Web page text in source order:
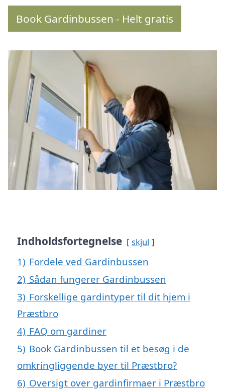
Book Gardinbussen - Helt gratis
Indholdsfortegnelse skjul
1) Fordele ved Gardinbussen
2) Sådan fungerer Gardinbussen
3) Forskellige gardintyper til dit hjem i
Præstbro
4) FAQ om gardiner
5) Book Gardinbussen til et besøg i de
omkringliggende byer til Præstbro?
6) Oversigt over gardinfirmaer i Præstbro